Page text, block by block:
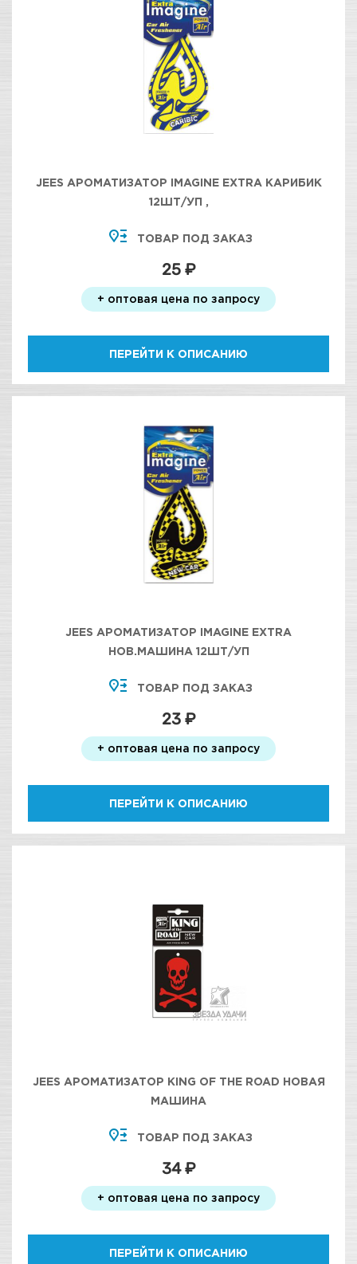
JEES АРОМАТИЗАТОР IMAGINE EXTRA КАРИБИК
12ШТ/УП ,
ТОВАР ПОД ЗАКАЗ
25 ₽
+ оптовая цена по запросу
ПЕРЕЙТИ К ОПИСАНИЮ
JEES АРОМАТИЗАТОР IMAGINE EXTRA
НОВ.МАШИНА 12ШТ/УП
ТОВАР ПОД ЗАКАЗ
23 ₽
+ оптовая цена по запросу
ПЕРЕЙТИ К ОПИСАНИЮ
JEES АРОМАТИЗАТОР KING OF THE ROAD НОВАЯ
МАШИНА
ТОВАР ПОД ЗАКАЗ
34 ₽
+ оптовая цена по запросу
ПЕРЕЙТИ К ОПИСАНИЮ